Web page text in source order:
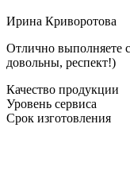
Ирина Криворотова
Отлично выполняете
довольны, респект!)
Качество продукции
Уровень сервиса
Срок изготовления